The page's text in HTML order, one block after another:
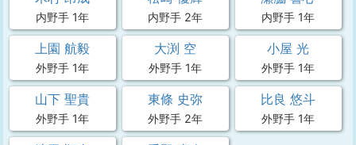
内野手 1年 内野手 2年 内野手 1年
上園 航毅
外野手 1年
大渕 空
外野手 1年
小屋 光
外野手 1年
山下 聖貴
外野手 1年
東條 史弥
外野手 2年
比良 悠斗
外野手 1年